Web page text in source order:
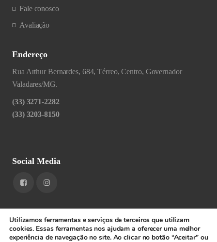
Fale conosco
Avaliação
Endereço
Rua Arthur Bernardes, 684, Térreo, Centro, Governador
Valadares/MG.
(33) 3271-2282
(33) 3203-8150
Social Media
Utilizamos ferramentas e serviços de terceiros que utilizam
cookies. Essas ferramentas nos ajudam a oferecer uma melhor
experiência de navegação no site. Ao clicar no botão “Aceitar” ou